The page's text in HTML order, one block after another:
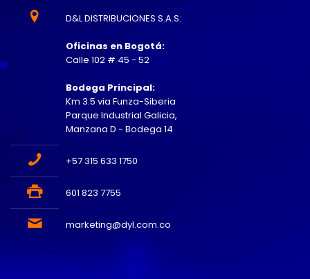
D&L DISTRIBUCIONES S.A.S:
Oficinas en Bogotá:
Calle 102 # 45 - 52
Bodega Principal:
Km 3.5 via Funza-Siberia
Parque Industrial Galicia,
Manzana D - Bodega 14
+57 315 633 1750
601 823 7755
marketing@dyl.com.co